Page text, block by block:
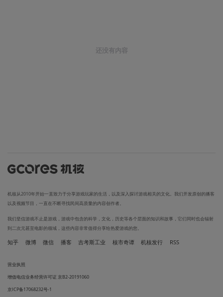
还没有内容
机核从2010年开始一直致力于分享游戏玩家的生活，以及深入探讨游戏相关的文化。我们开发原创的播客
以及视频节目，一直在不断寻找民间高质量的内容创作者。
我们坚信游戏不止是游戏，游戏中包含的科学，文化，历史等各个层面的知识和故事，它们同时也会辐射
到二次元甚至电影的领域，这些内容非常值得分享给热爱游戏的您。
知乎 微博 微信 播客 吉考斯工业 核市奇谭 机核发行 RSS
营业执照
增值电信业务经营许可证 京B2-20191060
京ICP备17068232号-1